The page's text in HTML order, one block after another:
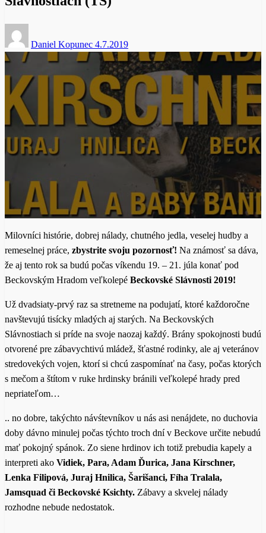
Daniel Kopunec on
4.7.2019
Milovníci histórie, dobrej nálady, chutného jedla, veselej hudby a
remeselnej práce, zbystrite svoju pozornosť! Na známosť sa dáva,
že aj tento rok sa budú počas víkendu 19. – 21. júla konať pod
Beckovským Hradom veľkolepé Beckovské Slávnosti 2019!
Už dvadsiaty-prvý raz sa stretneme na podujatí, ktoré každoročne
navštevujú tisícky mladých aj starých. Na Beckovských
Slávnostiach si príde na svoje naozaj každý. Brány spokojnosti budú
otvorené pre zábavychtivú mládež, šťastné rodinky, ale aj veteránov
stredovekých vojen, ktorí si chcú zaspomínať na časy, počas ktorých
s mečom a štítom v ruke hrdinsky bránili veľkolepé hrady pred
nepriateľom…
.. no dobre, takýchto návśtevníkov u nás asi nenájdete, no duchovia
doby dávno minulej počas týchto troch dní v Beckove určite nebudú
mať pokojný spánok. Zo siene hrdinov ich totiž prebudia kapely a
interpreti ako Vidiek, Para, Adam Ďurica, Jana Kirschner,
Lenka Filipová, Juraj Hnilica, Šarišanci, Fíha Tralala,
Jamsquad či Beckovské Ksichty. Zábavy a skvelej nálady
rozhodne nebude nedostatok.